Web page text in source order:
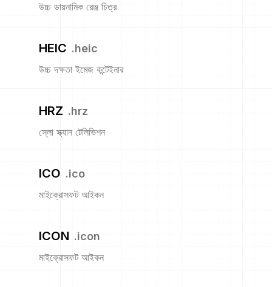
উচ্চ ডায়নামিক রেঞ্জ চিত্র
HEIC .heic
উচ্চ দক্ষতা ইমেজ কন্টেইনার
HRZ .hrz
স্লো স্ক্যান টেলিভিশন
ICO .ico
মাইক্রোসফট আইকন
ICON .icon
মাইক্রোসফট আইকন